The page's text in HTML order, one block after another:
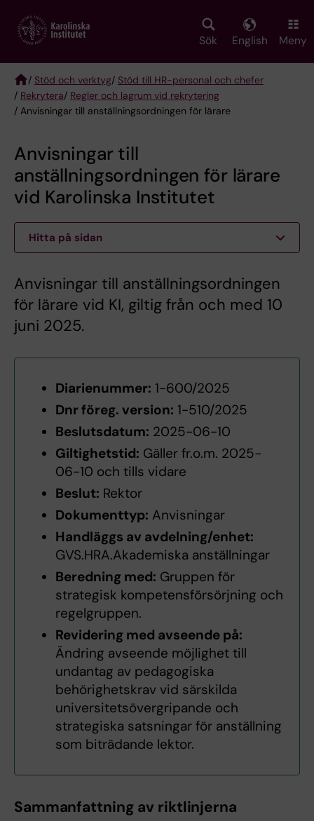
main
Sök English Meny
Breadcrumb
/ Stöd och verktyg/ Stöd till HR-personal och chefer
/ Rekrytera/ Regler och lagrum vid rekrytering
/ Anvisningar till anställningsordningen för lärare
Anvisningar till
anställningsordningen för lärare
vid Karolinska Institutet
Hitta på sidan
Anvisningar till anställningsordningen
för lärare vid KI, giltig från och med 10
juni 2025.
Diarienummer: 1-600/2025
Dnr föreg. version: 1-510/2025
Beslutsdatum: 2025-06-10
Giltighetstid: Gäller fr.o.m. 2025-
06-10 och tills vidare
Beslut: Rektor
Dokumenttyp: Anvisningar
Handläggs av avdelning/enhet:
GVS.HRA.Akademiska anställningar
Beredning med: Gruppen för
strategisk kompetensförsörjning och
regelgruppen.
Revidering med avseende på:
Ändring avseende möjlighet till
undantag av pedagogiska
behörighetskrav vid särskilda
universitetsövergripande och
strategiska satsningar för anställning
som biträdande lektor.
Sammanfattning av riktlinjerna